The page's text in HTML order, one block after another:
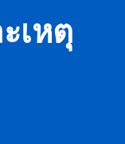
เหตุ